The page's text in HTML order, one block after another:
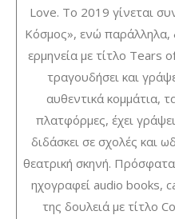
Love. Το 2019 γίνεται
Κόσμος», ενώ παράλληλα,
ερμηνεία με τίτλο Tears
τραγουδήσει και
αυθεντικά κομμάτια,
πλατφόρμες, έχει
διδάσκει σε σχολές και
θεατρική σκηνή.
ηχογραφεί audio books,
της δουλειά με τίτλο